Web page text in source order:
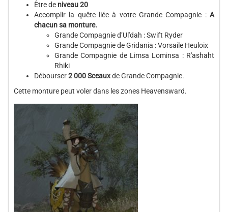
Être de niveau 20
Accomplir la quête liée à votre Grande Compagnie : A
chacun sa monture.
Grande Compagnie d’Ul'dah : Swift Ryder
Grande Compagnie de Gridania : Vorsaile Heuloix
Grande Compagnie de Limsa Lominsa : R'ashaht
Rhiki
Débourser2 000 Sceauxde Grande Compagnie.
Cette monture peut voler dans les zones Heavensward.